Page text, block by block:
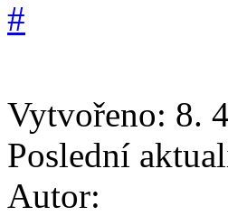
Vytvořeno: 8.
Poslední
Autor: